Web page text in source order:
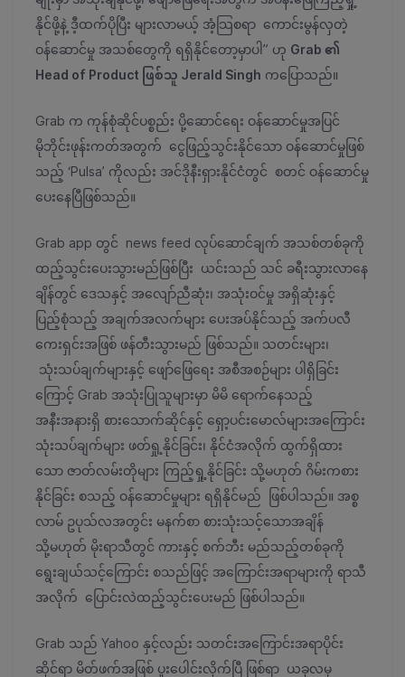
နိုင်ဖို့နဲ့ ဒီ့ထက်ပိုပြီး များလာမယ့် အံ့သြစရာ ကောင်းမွန်လှတဲ့
ဝန်ဆောင်မှု အသစ်တွေကို ရရှိနိုင်တော့မှာပါ” ဟု Grab ၏
Head of Product ဖြစ်သူ Jerald Singh ကပြောသည်။
Grab က ကုန်စုံဆိုင်ပစ္စည်း ပို့ဆောင်ရေး ဝန်ဆောင်မှုအပြင်
မိုဘိုင်းဖုန်းကတ်အတွက် ငွေဖြည့်သွင်းနိုင်သော ဝန်ဆောင်မှုဖြစ်
သည့် ‘Pulsa’ ကိုလည်း အင်ဒိုနီးရှားနိုင်ငံတွင် စတင် ဝန်ဆောင်မှု
ပေးနေပြီဖြစ်သည်။
Grab app တွင် news feed လုပ်ဆောင်ချက် အသစ်တစ်ခုကို
ထည့်သွင်းပေးသွားမည်ဖြစ်ပြီး ယင်းသည် သင် ခရီးသွားလာနေ
ချိန်တွင် ဒေသနှင့် အလျော်ညီဆုံး၊ အသုံးဝင်မှု အရှိဆုံးနှင့်
ပြည့်စုံသည့် အချက်အလက်များ ပေးအပ်နိုင်သည့် အက်ပလီ
ကေးရှင်းအဖြစ် ဖန်တီးသွားမည် ဖြစ်သည်။ သတင်းများ၊
သုံးသပ်ချက်များနှင့် ဖျော်ဖြေရေး အစီအစဉ်များ ပါရှိခြင်း
ကြောင့် Grab အသုံးပြုသူများမှာ မိမိ ရောက်နေသည့်
အနီးအနားရှိ စားသောက်ဆိုင်နှင့် ရှော့ပင်းမောလ်များအကြောင်း
သုံးသပ်ချက်များ ဖတ်ရှု့နိုင်ခြင်း၊ နိုင်ငံအလိုက် ထွက်ရှိထား
သော ဇာတ်လမ်းတိုများ ကြည့်ရှု့နိုင်ခြင်း သို့မဟုတ် ဂိမ်းကစား
နိုင်ခြင်း စသည့် ဝန်ဆောင်မှုများ ရရှိနိုင်မည် ဖြစ်ပါသည်။ အစ္စ
လာမ် ဥပုသ်လအတွင်း မနက်စာ စားသုံးသင့်သောအချိန်
သို့မဟုတ် မိုးရာသီတွင် ကားနှင့် စက်ဘီး မည်သည့်တစ်ခုကို
ရွေးချယ်သင့်ကြောင်း စသည်ဖြင့် အကြောင်းအရာများကို ရာသီ
အလိုက် ပြောင်းလဲထည့်သွင်းပေးမည် ဖြစ်ပါသည်။
Grab သည် Yahoo နှင့်လည်း သတင်းအကြောင်းအရာပိုင်း
ဆိုင်ရာ မိတ်ဖက်အဖြစ် ပူးပေါင်းလိုက်ပြီ ဖြစ်ရာ ယခုလမှ